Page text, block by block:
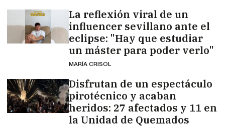
La reflexión viral de un
influencer sevillano ante el
eclipse: "Hay que estudiar
un máster para poder verlo"
MARÍA CRISOL
Disfrutan de un espectáculo
pirotécnico y acaban
heridos: 27 afectados y 11 en
la Unidad de Quemados